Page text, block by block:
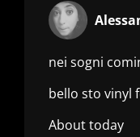
nei sogni
bello sto vinyl
About today